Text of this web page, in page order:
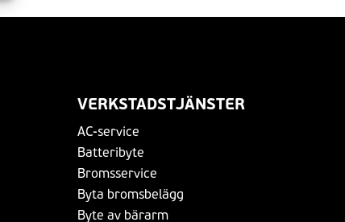
VERKSTADSTJÄNSTER
AC-service
Batteribyte
Bromsservice
Byta bromsbelägg
Byte av bärarm